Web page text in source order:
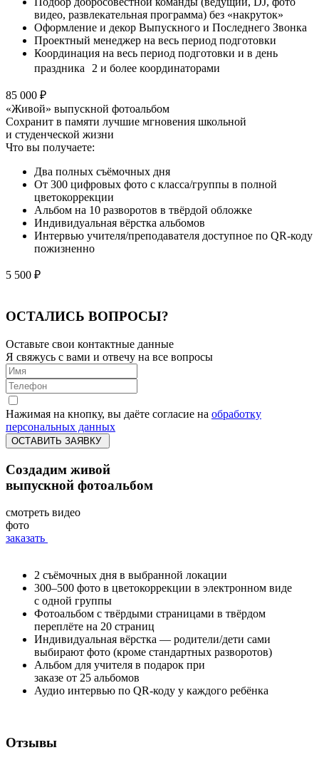
видео, развлекательная программа) без «накруток»
Оформление и декор Выпускного и Последнего Звонка
Проектный менеджер на весь период подготовки
Координация на весь период подготовки и в день
праздника 2 и более координаторами
85 000 ₽
«Живой» выпускной фотоальбом
Сохранит в памяти лучшие мгновения школьной
и студенческой жизни
Что вы получаете:
Два полных съёмочных дня
От 300 цифровых фото с класса/группы в полной
цветокоррекции
Альбом на 10 разворотов в твёрдой обложке
Индивидуальная вёрстка альбомов
Интервью учителя/преподавателя доступное по QR-коду
пожизненно
5 500 ₽
ОСТАЛИСЬ ВОПРОСЫ?
Оставьте свои контактные данные
Я свяжусь с вами и отвечу на все вопросы
Нажимая на кнопку, вы даёте согласие на обработку
персональных данных
ОСТАВИТЬ ЗАЯВКУ
Создадим живой
выпускной фотоальбом
смотреть видео
фото
заказать
2 съёмочных дня в выбранной локации
300–500 фото в цветокоррекции в электронном виде
с одной группы
Фотоальбом с твёрдыми страницами в твёрдом
переплёте на 20 страниц
Индивидуальная вёрстка — родители/дети сами
выбирают фото (кроме стандартных разворотов)
Альбом для учителя в подарок при
заказе от 25 альбомов
Аудио интервью по QR-коду у каждого ребёнка
Отзывы